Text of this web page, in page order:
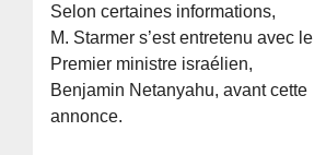
Selon certaines informations,
M. Starmer s’est entretenu avec le
Premier ministre israélien,
Benjamin Netanyahu, avant cette
annonce.